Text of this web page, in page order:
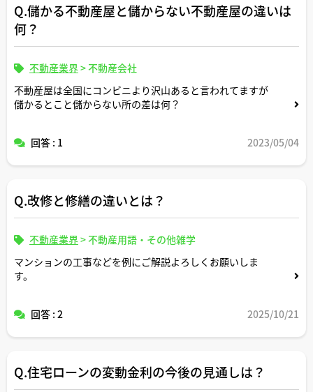
Q.儲かる不動産屋と儲からない不動産屋の違いは
何？
不動産業界>不動産会社
不動産屋は全国にコンビニより沢山あると言われてますが
儲かるとこと儲からない所の差は何？
回答 : 1 2023/05/04
Q.改修と修繕の違いとは？
不動産業界>不動産用語・その他雑学
マンションの工事などを例にご解説よろしくお願いしま
す。
回答 : 2 2025/10/21
Q.住宅ローンの変動金利の今後の見通しは？